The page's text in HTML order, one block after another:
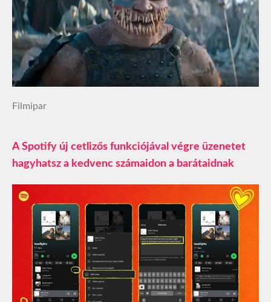
Filmipar
A Spotify új cetlizős funkciójával végre üzenetet
hagyhatsz a kedvenc számaidon a barátaidnak